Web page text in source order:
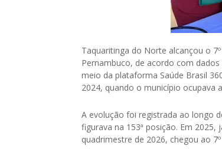
Taquaritinga do Norte alcançou o
Pernambuco, de acordo com
meio da plataforma Saúde Brasil
2024, quando o município ocupava
A evolução foi registrada ao longo
figurava na 153ª posição. Em
quadrimestre de 2026, chegou ao